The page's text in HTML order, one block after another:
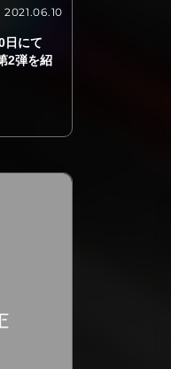
2021.06.10
日にて
2弾を紹